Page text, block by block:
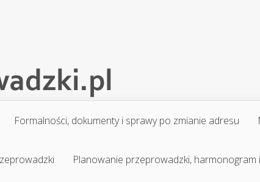
Formalności, dokumenty i sprawy po zmianie adresu
Planowanie przeprowadzki,